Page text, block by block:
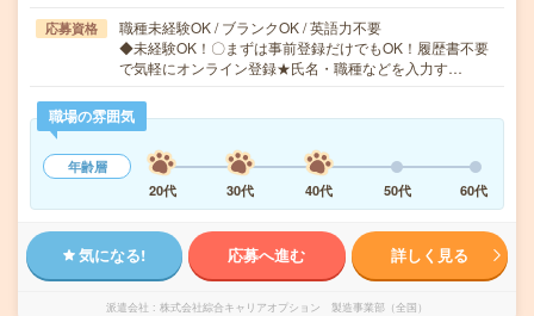
応募資格
職種未経験OK / ブランクOK / 英語力不要
◆未経験OK！〇まずは事前登録だけでもOK！履歴書不要
で気軽にオンライン登録★氏名・職種などを入力す…
職場の雰囲気
年齢層
20代
30代 40代 50代 60代
気になる! 応募へ進む 詳しく見る
派遣会社 株式会社綜合キャリアオプション 製造事業部（全国）